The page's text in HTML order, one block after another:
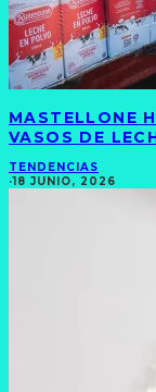
MASTELLONE
VASOS DE
TENDENCIAS
·18 JUNIO, 2026